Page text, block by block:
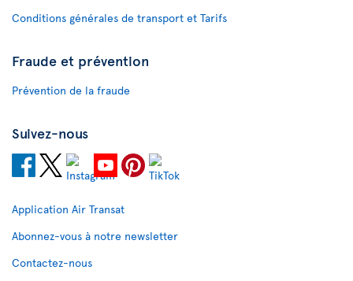
Conditions générales de transport et Tarifs
Fraude et prévention
Prévention de la fraude
Suivez-nous
Application Air Transat
Abonnez-vous à notre newsletter
Contactez-nous